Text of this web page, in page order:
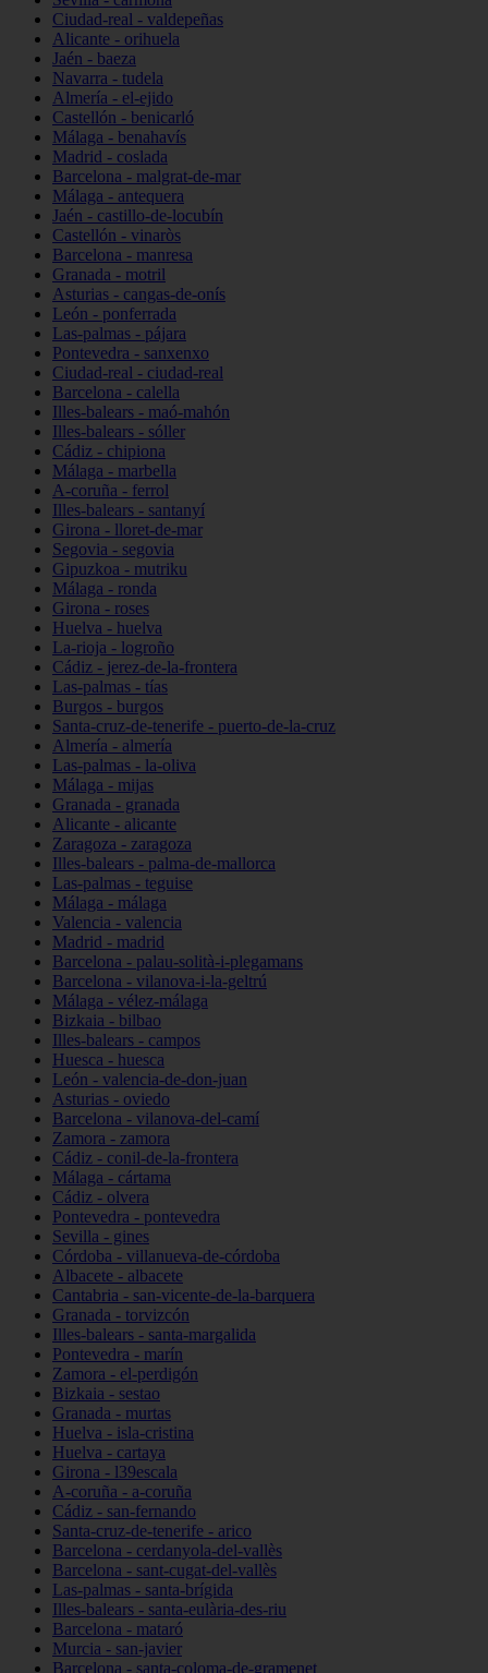
Ciudad-real - valdepeñas
Alicante - orihuela
Jaén - baeza
Navarra - tudela
Almería - el-ejido
Castellón - benicarló
Málaga - benahavís
Madrid - coslada
Barcelona - malgrat-de-mar
Málaga - antequera
Jaén - castillo-de-locubín
Castellón - vinaròs
Barcelona - manresa
Granada - motril
Asturias - cangas-de-onís
León - ponferrada
Las-palmas - pájara
Pontevedra - sanxenxo
Ciudad-real - ciudad-real
Barcelona - calella
Illes-balears - maó-mahón
Illes-balears - sóller
Cádiz - chipiona
Málaga - marbella
A-coruña - ferrol
Illes-balears - santanyí
Girona - lloret-de-mar
Segovia - segovia
Gipuzkoa - mutriku
Málaga - ronda
Girona - roses
Huelva - huelva
La-rioja - logroño
Cádiz - jerez-de-la-frontera
Las-palmas - tías
Burgos - burgos
Santa-cruz-de-tenerife - puerto-de-la-cruz
Almería - almería
Las-palmas - la-oliva
Málaga - mijas
Granada - granada
Alicante - alicante
Zaragoza - zaragoza
Illes-balears - palma-de-mallorca
Las-palmas - teguise
Málaga - málaga
Valencia - valencia
Madrid - madrid
Barcelona - palau-solità-i-plegamans
Barcelona - vilanova-i-la-geltrú
Málaga - vélez-málaga
Bizkaia - bilbao
Illes-balears - campos
Huesca - huesca
León - valencia-de-don-juan
Asturias - oviedo
Barcelona - vilanova-del-camí
Zamora - zamora
Cádiz - conil-de-la-frontera
Málaga - cártama
Cádiz - olvera
Pontevedra - pontevedra
Sevilla - gines
Córdoba - villanueva-de-córdoba
Albacete - albacete
Cantabria - san-vicente-de-la-barquera
Granada - torvizcón
Illes-balears - santa-margalida
Pontevedra - marín
Zamora - el-perdigón
Bizkaia - sestao
Granada - murtas
Huelva - isla-cristina
Huelva - cartaya
Girona - l39escala
A-coruña - a-coruña
Cádiz - san-fernando
Santa-cruz-de-tenerife - arico
Barcelona - cerdanyola-del-vallès
Barcelona - sant-cugat-del-vallès
Las-palmas - santa-brígida
Illes-balears - santa-eulària-des-riu
Barcelona - mataró
Murcia - san-javier
Barcelona - santa-coloma-de-gramenet